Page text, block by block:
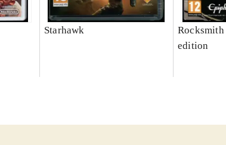
Starhawk
edition